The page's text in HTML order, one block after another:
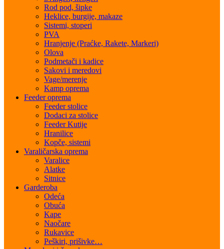
Rod pod, šipke
Heklice, burgije, makaze
Sistemi, stoperi
PVA
Hranjenje (Praćke, Rakete, Markeri)
Olova
Podmetači i kadice
Sakovi i meredovi
Vage/merenje
Kamp oprema
Feeder oprema
Feeder stolice
Dodaci za stolice
Feeder Kutije
Hranilice
Kopče, sistemi
Varaličarska oprema
Varalice
Alatke
Sitnice
Garderoba
Odeća
Obuća
Kape
Naočare
Rukavice
Peškiri, prišivke…